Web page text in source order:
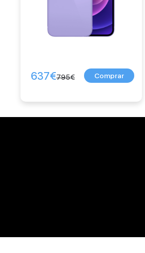
795€
637€